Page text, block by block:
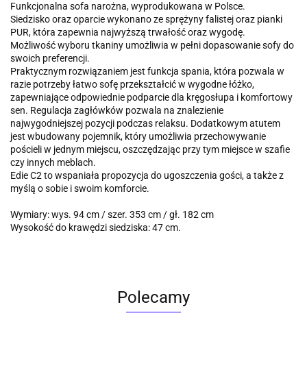
Funkcjonalna sofa narożna, wyprodukowana w Polsce.
Siedzisko oraz oparcie wykonano ze sprężyny falistej oraz pianki
PUR, która zapewnia najwyższą trwałość oraz wygodę.
Możliwość wyboru tkaniny umożliwia w pełni dopasowanie sofy do
swoich preferencji.
Praktycznym rozwiązaniem jest funkcja spania, która pozwala w
razie potrzeby łatwo sofę przekształcić w wygodne łóżko,
zapewniające odpowiednie podparcie dla kręgosłupa i komfortowy
sen. Regulacja zagłówków pozwala na znalezienie
najwygodniejszej pozycji podczas relaksu. Dodatkowym atutem
jest wbudowany pojemnik, który umożliwia przechowywanie
pościeli w jednym miejscu, oszczędzając przy tym miejsce w szafie
czy innych meblach.
Edie C2 to wspaniała propozycja do ugoszczenia gości, a także z
myślą o sobie i swoim komforcie.
Wymiary: wys. 94 cm / szer. 353 cm / gł. 182 cm
Wysokość do krawędzi siedziska: 47 cm.
Polecamy